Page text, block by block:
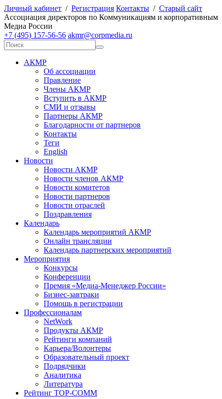
Личный кабинет / Регистрация Контакты / Старый сайт
Ассоциация директоров по Коммуникациям и корпоративным
Медиа России
+7 (495) 157-56-56 akmr@corpmedia.ru
АКМР
Об ассоциации
Правление
Члены АКМР
Вступить в АКМР
СМИ и отзывы
Партнеры АКМР
Благодарности от партнеров
Контакты
Теги
English
Новости
Новости АКМР
Новости членов АКМР
Новости комитетов
Новости партнеров
Новости отраслей
Поздравления
Календарь
Календарь мероприятий АКМР
Онлайн трансляции
Календарь партнерских мероприятий
Мероприятия
Конкурсы
Конференции
Премия «Медиа-Менеджер России»
Бизнес-завтраки
Помощь в регистрации
Профессионалам
NetWork
Продукты АКМР
Рейтинги компаний
Карьера/Волонтеры
Образовательный проект
Подрядчики
Аналитика
Литература
Рейтинг TOP-COMM